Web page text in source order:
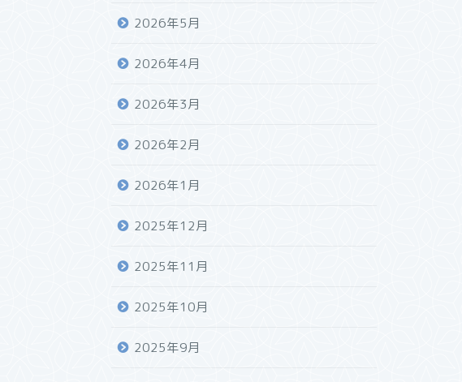
2026年5月
2026年4月
2026年3月
2026年2月
2026年1月
2025年12月
2025年11月
2025年10月
2025年9月